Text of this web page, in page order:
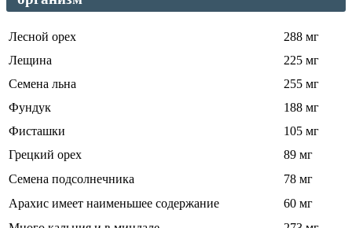
Лесной орех
288 мг
Лещина
225 мг
Семена льна
255 мг
Фундук
188 мг
Фисташки
105 мг
Грецкий орех
89 мг
Семена подсолнечника
78 мг
Арахис имеет наименьшее содержание
60 мг